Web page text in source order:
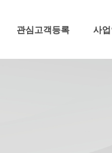
관심고객등록 사